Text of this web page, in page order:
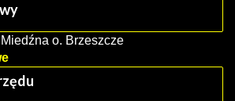
o. Brzeszcze